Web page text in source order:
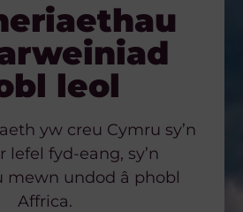
leol
yw creu Cymru sy’n
lefel fyd-eang, sy’n
mewn undod â phobl
Affrica.